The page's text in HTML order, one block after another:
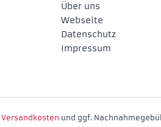
Über uns
Webseite
Datenschutz
Impressum
Versandkosten und ggf.